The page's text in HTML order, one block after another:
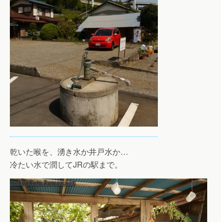
乾いた喉を、湧き水か井戸水か…
冷たい水で潤してJRの駅まで。